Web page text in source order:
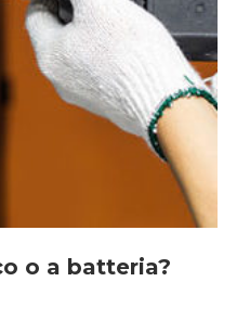
o a batteria?